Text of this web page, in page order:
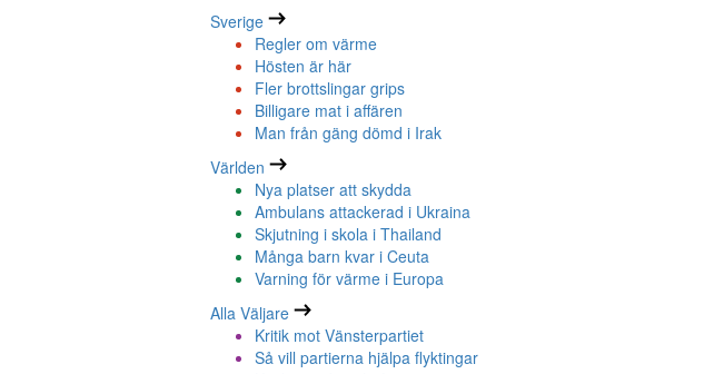
Sverige
Regler om värme
Hösten är här
Fler brottslingar grips
Billigare mat i affären
Man från gäng dömd i Irak
Världen
Nya platser att skydda
Ambulans attackerad i Ukraina
Skjutning i skola i Thailand
Många barn kvar i Ceuta
Varning för värme i Europa
Alla Väljare
Kritik mot Vänsterpartiet
Så vill partierna hjälpa flyktingar